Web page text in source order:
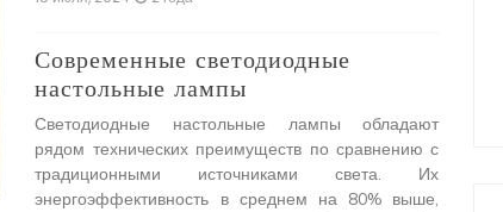
Современные светодиодные
настольные лампы
Светодиодные настольные лампы обладают
рядом технических преимуществ по сравнению с
традиционными источниками света. Их
энергоэффективность в среднем на 80% выше,